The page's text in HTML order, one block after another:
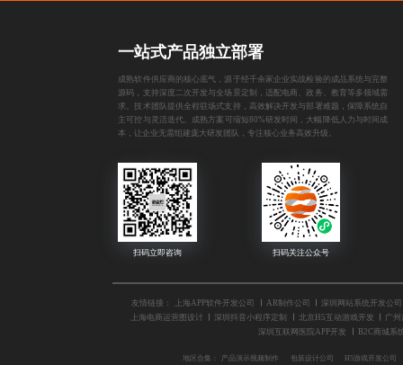
一站式产品独立部署
成熟软件供应商的核心底气，源于经千余家企业实战检验的成品系统与完整
源码，支持深度二次开发与全场景定制，适配电商、政务、教育等多领域需
求。技术团队提供全程驻场式支持，高效解决开发与部署难题，保障系统自
主可控与灵活迭代。成熟方案可缩短80%研发时间，大幅降低人力与时间成
本，让企业无需组建庞大研发团队，专注核心业务高效升级。
友情链接： 上海APP软件开发公司 AR制作公司
深圳网站系统开发公司
上海电商运营图设计
深圳抖音小程序定制 北京H5互动游戏开发
广
深圳互联网医院APP开发
B2C商城系
地区合集： 产品演示视频制作 包装设计公司 H5游戏开发公司